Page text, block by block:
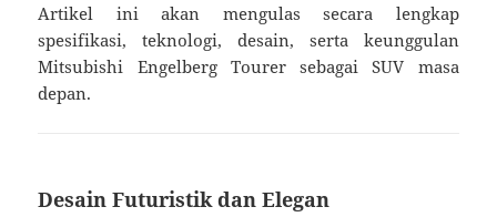
Artikel ini akan mengulas secara lengkap
spesifikasi, teknologi, desain, serta keunggulan
Mitsubishi Engelberg Tourer sebagai SUV masa
depan.
Desain Futuristik dan Elegan